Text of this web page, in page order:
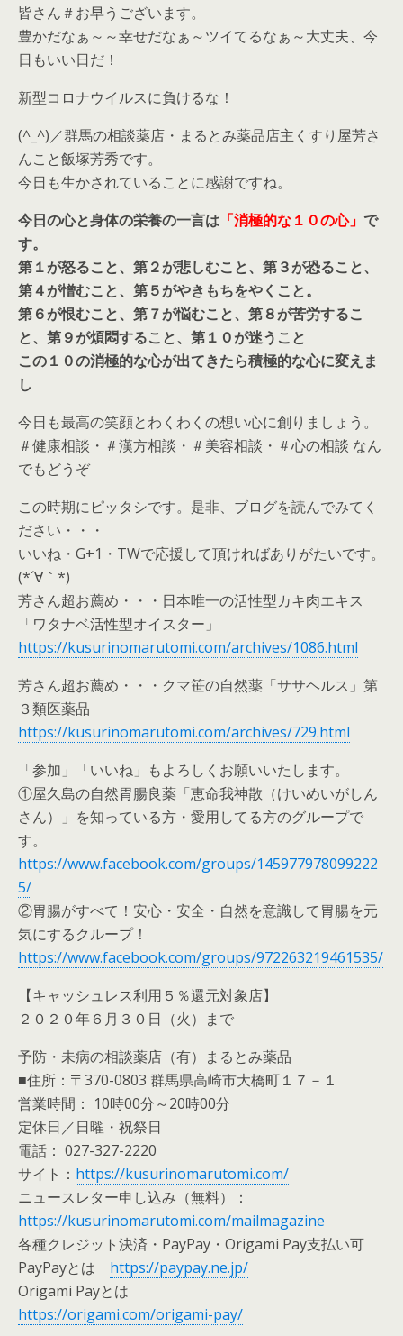
皆さん＃お早うございます。
豊かだなぁ～～幸せだなぁ～ツイてるなぁ～大丈夫、今
日もいい日だ！
新型コロナウイルスに負けるな！
(^_^)／群馬の相談薬店・まるとみ薬品店主くすり屋芳さ
んこと飯塚芳秀です。
今日も生かされていることに感謝ですね。
今日の心と身体の栄養の一言は 「消極的な１０の心」 で
す。
第１が怒ること、第２が悲しむこと、第３が恐ること、
第４が憎むこと、第５がやきもちをやくこと。
第６が恨むこと、第７が悩むこと、第８が苦労するこ
と、第９が煩悶すること、第１０が迷うこと
この１０の消極的な心が出てきたら積極的な心に変えま
し
今日も最高の笑顔とわくわくの想い心に創りましょう。
＃健康相談・＃漢方相談・＃美容相談・＃心の相談 なん
でもどうぞ
この時期にピッタシです。是非、ブログを読んでみてく
ださい・・・
いいね・G+1・TWで応援して頂ければありがたいです。
(*´∀｀*)
芳さん超お薦め・・・日本唯一の活性型カキ肉エキス
「ワタナベ活性型オイスター」
https://kusurinomarutomi.com/archives/1086.html
芳さん超お薦め・・・クマ笹の自然薬「ササヘルス」第
３類医薬品
https://kusurinomarutomi.com/archives/729.html
「参加」「いいね」もよろしくお願いいたします。
①屋久島の自然胃腸良薬「恵命我神散（けいめいがしん
さん）」を知っている方・愛用してる方のグループで
す。
https://www.facebook.com/groups/145977978099222
5/
②胃腸がすべて！安心・安全・自然を意識して胃腸を元
気にするクループ！
https://www.facebook.com/groups/972263219461535/
【キャッシュレス利用５％還元対象店】
２０２０年６月３０日（火）まで
予防・未病の相談薬店（有）まるとみ薬品
■住所：〒370-0803 群馬県高崎市大橋町１７－１
営業時間： 10時00分～20時00分
定休日／日曜・祝祭日
電話： 027-327-2220
サイト： https://kusurinomarutomi.com/
ニュースレター申し込み（無料）：
https://kusurinomarutomi.com/mailmagazine
各種クレジット決済・PayPay・Origami Pay支払い可
PayPayとは https://paypay.ne.jp/
Origami Payとは
https://origami.com/origami-pay/